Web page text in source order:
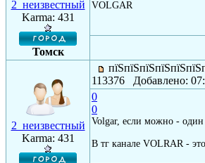
2_неизвестный
Karma: 431
Томск
VOLGAR
2_неизвестный
Karma: 431
113376 Добавлено:
0
0
Volgar, если можно - один
В тг канале VOLRAR -